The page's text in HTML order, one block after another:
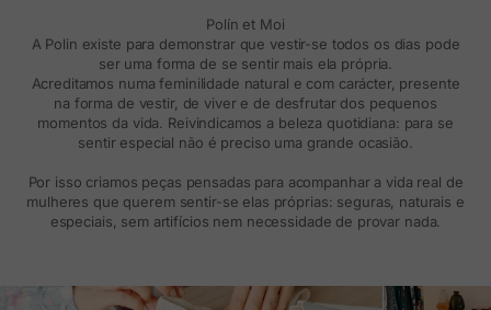
Polín et Moi
A Polin existe para demonstrar que vestir-se todos os dias pode
ser uma forma de se sentir mais ela própria.
Acreditamos numa feminilidade natural e com carácter, presente
na forma de vestir, de viver e de desfrutar dos pequenos
momentos da vida. Reivindicamos a beleza quotidiana: para se
sentir especial não é preciso uma grande ocasião.
Por isso criamos peças pensadas para acompanhar a vida real de
mulheres que querem sentir-se elas próprias: seguras, naturais e
especiais, sem artifícios nem necessidade de provar nada.